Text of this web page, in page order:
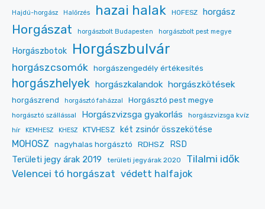
Hajdú-horgász Halőrzés hazai halak HOFESZ horgász
Horgászat horgászbolt Budapesten horgászbolt pest megye
Horgászbotok Horgászbulvár
horgászcsomók horgászengedély értékesítés
horgászhelyek horgászkalandok horgászkötések
horgászrend horgásztó faházzal Horgásztó pest megye
horgásztó szállással Horgászvizsga gyakorlás
horgászvizsga kvíz
hír
KEMHESZ KHESZ KTVHESZ két zsinór összekötése
MOHOSZ nagyhalas horgásztó RDHSZ RSD
Területi jegy árak 2019 területi jegyárak 2020
Tilalmi idők
Velencei tó horgászat védett halfajok